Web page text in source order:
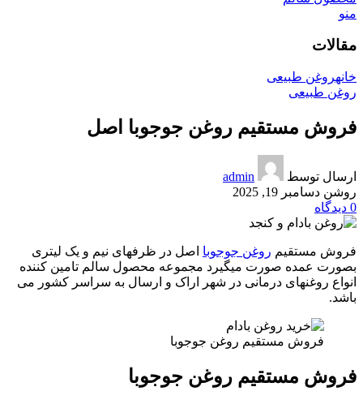
منو
مقالات
خانهروغن طبیعی
روغن طبیعی
فروش مستقیم روغن جوجوبا اصل
ارسال توسط
admin
روشن دسامبر 19, 2025
0 دیدگاه
فروش مستقیم روغن جوجوبا اصل در ظرفهای نیم و یک لیتری
بصورت عمده صورت میگیرد مجموعه محصول سالم تامین کننده
انواع روغنهای درمانی در شهر اراک و ارسال به سراسر کشور می
باشد.
فروش مستقیم روغن جوجوبا
فروش مستقیم روغن جوجوبا